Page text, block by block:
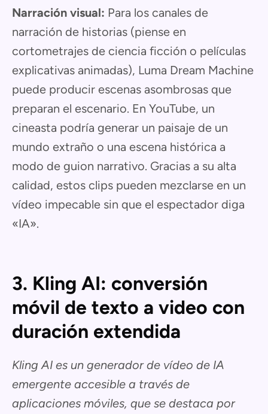
Narración visual: Para los canales de
narración de historias (piense en
cortometrajes de ciencia ficción o películas
explicativas animadas), Luma Dream Machine
puede producir escenas asombrosas que
preparan el escenario. En YouTube, un
cineasta podría generar un paisaje de un
mundo extraño o una escena histórica a
modo de guion narrativo. Gracias a su alta
calidad, estos clips pueden mezclarse en un
vídeo impecable sin que el espectador diga
«IA».
3. Kling AI: conversión
móvil de texto a video con
duración extendida
Kling AI es un generador de vídeo de IA
emergente accesible a través de
aplicaciones móviles, que se destaca por